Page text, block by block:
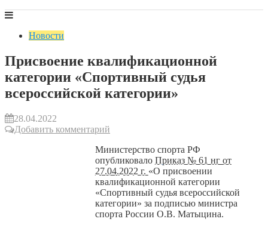
Новости
Присвоение квалификационной
категории «Спортивный судья
всероссийской категории»
28.04.2022
Добавить комментарий
Министерство спорта РФ
опубликовало Приказ № 61 нг от
27.04.2022 г. «О присвоении
квалификационной категории
«Спортивный судья всероссийской
категории» за подписью министра
спорта России О.В. Матыцина.